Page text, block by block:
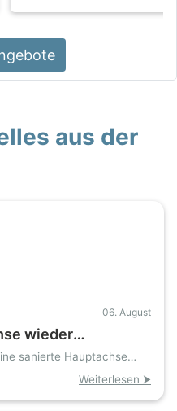
Energieanlagen...
aus der
06. August
wieder
Nürnberg
sanierte Hauptachse
zurück auf KursWeiterlesen ⮞